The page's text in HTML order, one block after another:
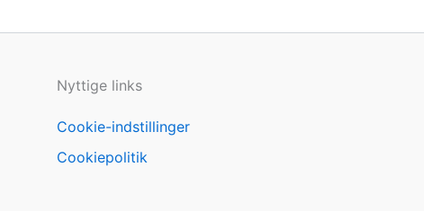
Nyttige links
Cookie-indstillinger
Cookiepolitik